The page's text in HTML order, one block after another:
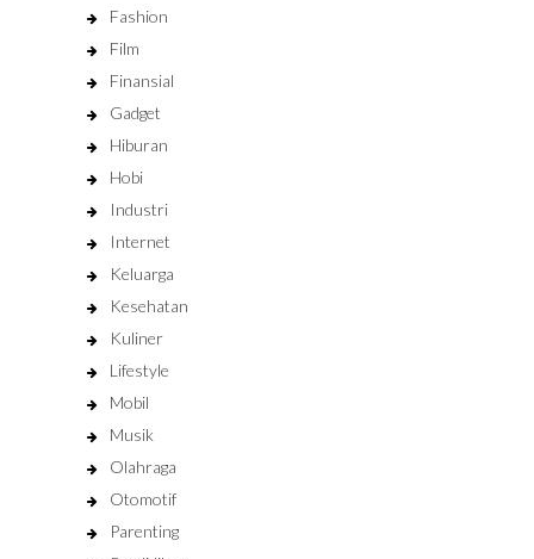
Fashion
Film
Finansial
Gadget
Hiburan
Hobi
Industri
Internet
Keluarga
Kesehatan
Kuliner
Lifestyle
Mobil
Musik
Olahraga
Otomotif
Parenting